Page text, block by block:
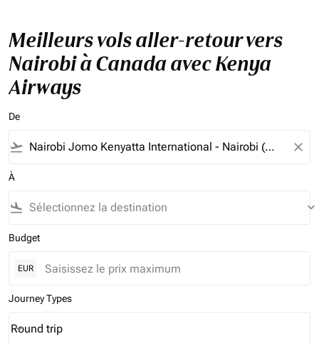
Meilleurs vols aller-retour vers
Nairobi à Canada avec Kenya
Airways
De
flight_takeoff close
À
flight_land keyboard_arrow_down
Budget
EUR
Journey Types
Journey Types option Round trip Selected
Round trip
keyboard_arrow_down